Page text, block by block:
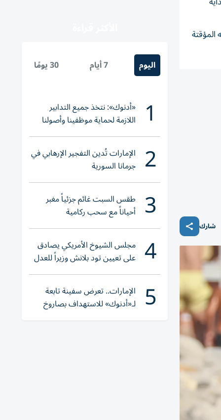
شارك
اليوم 7 أيام 30 يومًا
1 «أدنوك»: نتخذ جميع التدابير
اللازمة لحماية موظفينا وأصولنا
وعملياتنا
2 الإمارات تُدين التفجير الإرهابي في
جرمانا السورية
3 طقس السبت غائم جزئياً مغبر
أحياناً مع سحب ركامية
4 مجلس الشيوخ الأمريكي يصادق
على تعيين تود بلانش وزيراً للعدل
5 الإمارات.. تعرض سفينة تابعة
لـ«أدنوك» للاستهداف بصاروخ